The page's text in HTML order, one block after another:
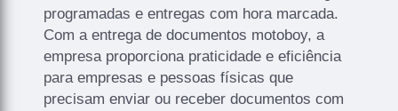
programadas e entregas com hora marcada.
Com a entrega de documentos motoboy, a
empresa proporciona praticidade e eficiência
para empresas e pessoas físicas que
precisam enviar ou receber documentos com